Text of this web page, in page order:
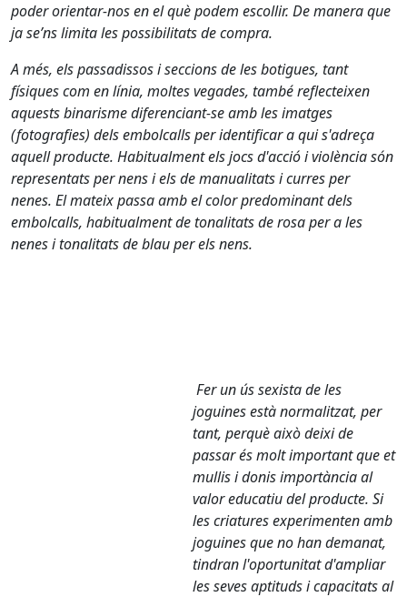
poder orientar-nos en el què podem escollir. De manera que
ja se’ns limita les possibilitats de compra.
A més, els passadissos i seccions de les botigues, tant
físiques com en línia, moltes vegades, també reflecteixen
aquests binarisme diferenciant-se amb les imatges
(fotografies) dels embolcalls per identificar a qui s'adreça
aquell producte. Habitualment els jocs d'acció i violència són
representats per nens i els de manualitats i curres per
nenes. El mateix passa amb el color predominant dels
embolcalls, habitualment de tonalitats de rosa per a les
nenes i tonalitats de blau per els nens.
Fer un ús sexista de les
joguines està normalitzat, per
tant, perquè això deixi de
passar és molt important que et
mullis i donis importància al
valor educatiu del producte. Si
les criatures experimenten amb
joguines que no han demanat,
tindran l'oportunitat d'ampliar
les seves aptituds i capacitats al